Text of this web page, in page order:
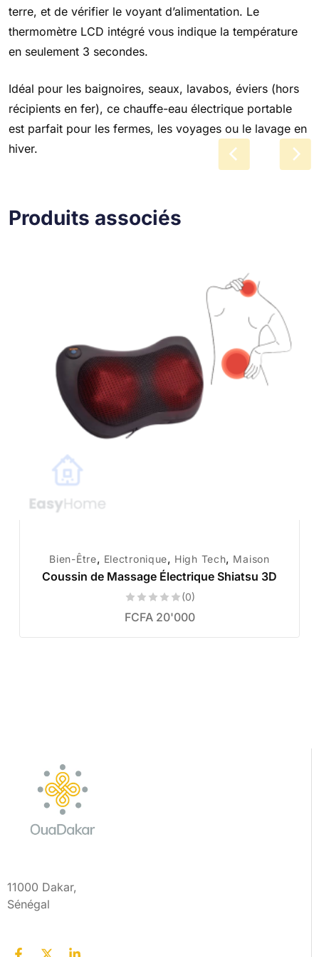
terre, et de vérifier le voyant d’alimentation. Le
thermomètre LCD intégré vous indique la température
en seulement 3 secondes.
Idéal pour les baignoires, seaux, lavabos, éviers (hors
récipients en fer), ce chauffe-eau électrique portable
est parfait pour les fermes, les voyages ou le lavage en
hiver.
Produits associés
Bien-Être, Electronique, High Tech, Maison
Coussin de Massage Électrique Shiatsu 3D
(0)
FCFA20'000
11000 Dakar,
Sénégal